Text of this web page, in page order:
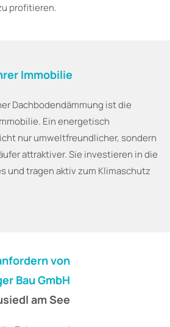
profitieren.
Immobilie
Dachbodendämmung ist die
Ein energetisch
nur umweltfreundlicher, sondern
attraktiver. Sie investieren in die
und tragen aktiv zum Klimaschutz
von
Bau GmbH
am See